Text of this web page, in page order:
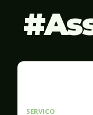
SERVICO